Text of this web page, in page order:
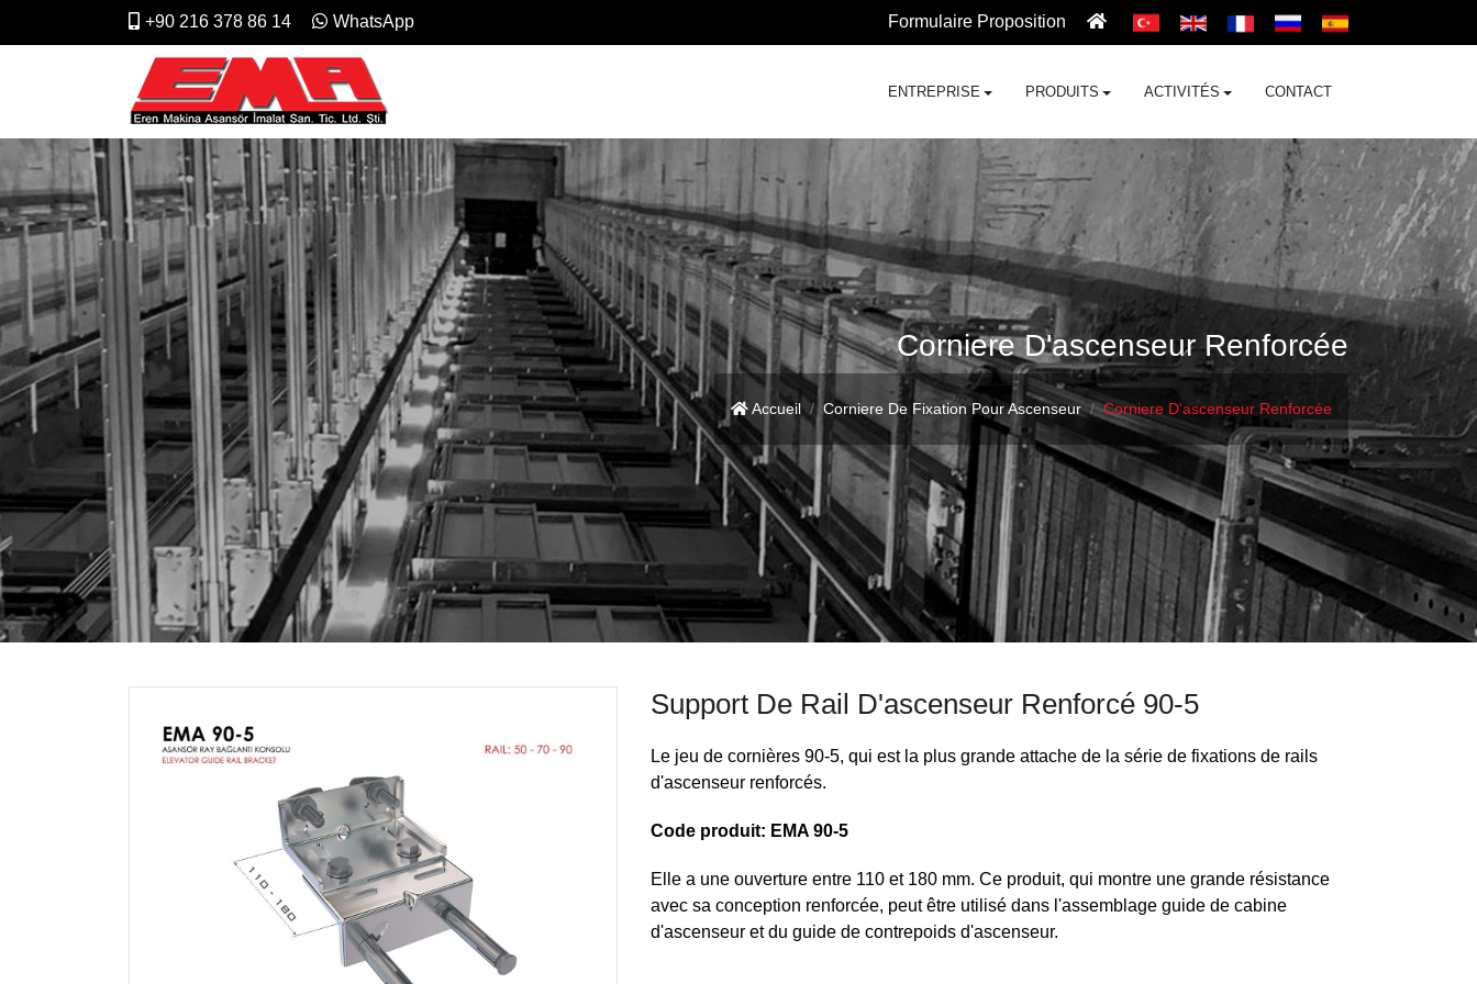
+90 216 378 86 14 WhatsApp Formulaire Proposition
ENTREPRISE PRODUITS ACTIVITÉS CONTACT
Corniere D'ascenseur Renforcée
Accueil Corniere De Fixation Pour Ascenseur Corniere D'ascenseur Renforcée
Support De Rail D'ascenseur Renforcé 90-5
Le jeu de cornières 90-5, qui est la plus grande attache de la série de fixations de rails
d'ascenseur renforcés.
Code produit: EMA 90-5
Elle a une ouverture entre 110 et 180 mm. Ce produit, qui montre une grande résistance
avec sa conception renforcée, peut être utilisé dans l'assemblage guide de cabine
d'ascenseur et du guide de contrepoids d'ascenseur.